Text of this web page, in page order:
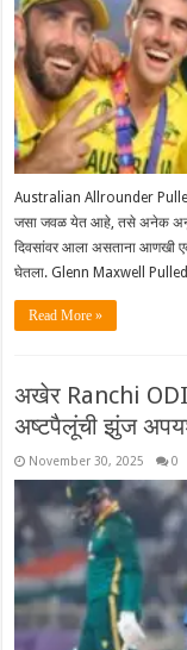
Australian Allrounder
जसा जवळ येत आहे, तसे अनेक
दिवसांवर आला असताना आणखी
घेतला. Glenn Maxwell
Read More »
अखेर Ranchi ODI
अष्टपैलूंची झुंज
November 30, 2025 0